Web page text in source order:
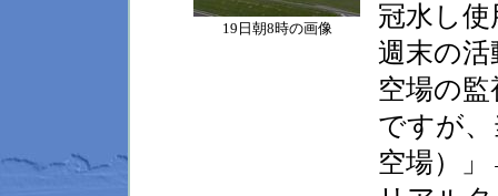
19日朝8時の画像
冠水し
週末の
空場の
ですが
空場）